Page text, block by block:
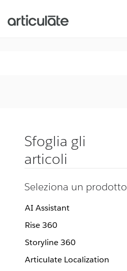
Sfoglia gli
articoli
Seleziona un prodotto
AI Assistant
Rise 360
Storyline 360
Articulate Localization